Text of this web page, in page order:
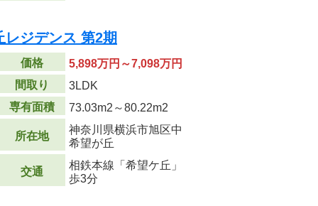
ジデンス 第2期
価格
5,898万円～7,098万円
間取り
3LDK
専有面積
73.03m2 ～80.22m2
所在地
神奈川県横浜市旭区中
希望が丘
交通
相鉄本線「希望ケ丘」
歩3分